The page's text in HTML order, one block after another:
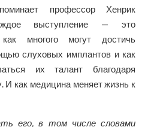
профессор Хенрик
выступление — это
как многого могут достичь
слуховых имплантов и как
их талант благодаря
И как медицина меняет жизнь к
его, в том числе словами